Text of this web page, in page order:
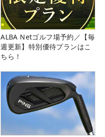
ALBA Netゴルフ場予約／【毎
週更新】特別優待プランはこ
ちら！